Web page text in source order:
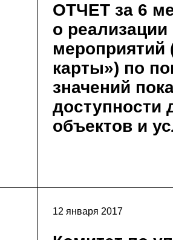
ОТЧЕТ за 6
о
мероприятий
карты») по
значений
доступности
объектов и
12 января 2017